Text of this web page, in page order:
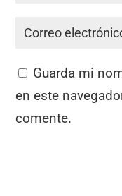
Guarda mi
en este
comente.